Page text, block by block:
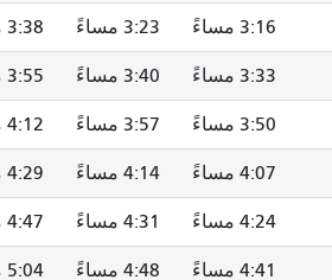
3:38 مساءً 3:47 مساءً
3:55 مساءً 4:04 مساءً
4:12 مساءً 4:21 مساءً
4:29 مساءً 4:38 مساءً
4:47 مساءً 4:56 مساءً
5:04 مساءً 5:13 مساءً